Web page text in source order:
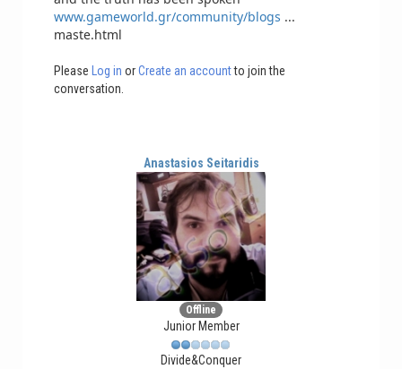
www.gameworld.gr/community/blogs ...
maste.html
Please Log in orCreate an accountto join the
conversation.
Anastasios Seitaridis
Offline
Junior Member
Divide&Conquer